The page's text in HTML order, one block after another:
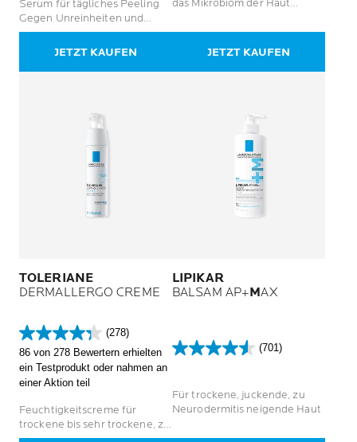
Bewertungen
Serum für tägliches Peeling
Gegen Unreinheiten und
Pickel Für zu Akne neigende
Haut bei Erwachsenen
JETZT KAUFEN
69
empfindliche Haut.
JETZT KAUFEN
TOLERIANE
DERMALLERGO CREME
(278)
4.3
von
5
Sternen.
Bewertungen
86 von 278 Bewertern erhielten
ein Testprodukt oder nahmen an
einer Aktion teil
Feuchtigkeitscreme für
trockene bis sehr trockene, zu
Allergien neigende Haut
LIPIKAR
BALSAM AP+MAX
(701)
4.6
Sternen.
701
Für trockene, juckende, zu
Neurodermitis neigende Haut